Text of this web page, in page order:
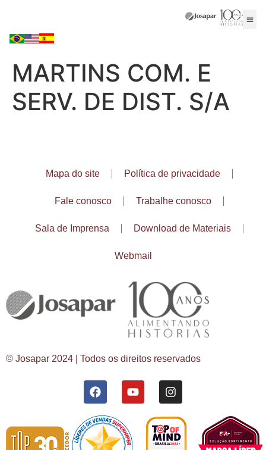
MARTINS COM. E
SERV. DE DIST. S/A
Mapa do site Política de privacidade
Fale conosco Trabalhe conosco
Sala de Imprensa Download de Materiais
Webmail
© Josapar 2024 | Todos os direitos reservados